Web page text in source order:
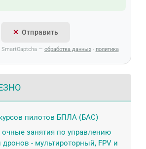
Отправить
— обработка данных· политика
пилотов БПЛА (БАС)
очные занятия по управлению
- мультироторный, FPV и